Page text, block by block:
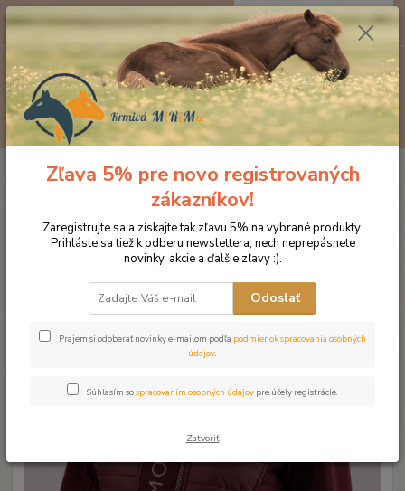
Menu
0ks
za0 €
Značka oblečenia MONTAR ZĽAVY! Bundy
MONTAR bunda
Emma bordová
MONTAR bunda Emma bordová
Zľava 5% pre novo registrovaných
zákazníkov!
Zaregistrujte sa a získajte tak zľavu 5% na vybrané produkty.
Prihláste sa tiež k odberu newslettera, nech neprepásnete
novinky, akcie a ďalšie zľavy :).
Odoslať
Prajem si odoberať novinky e-mailom podľa podmienok spracovania osobných
údajov.
Súhlasím sospracovaním osobných údajov pre účely registrácie.
Zatvoriť